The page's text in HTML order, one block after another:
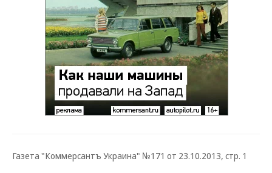
Газета "Коммерсантъ Украина" №171 от 23.10.2013, стр. 1